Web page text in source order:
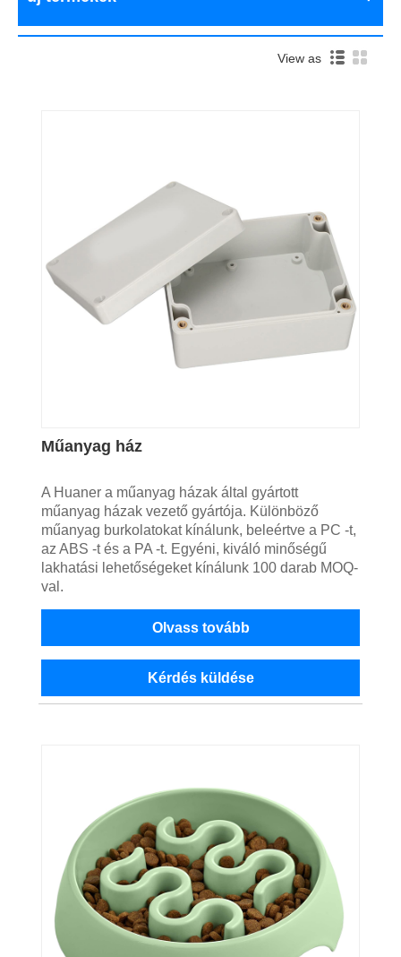
View as
Műanyag ház
A Huaner a műanyag házak által gyártott
műanyag házak vezető gyártója. Különböző
műanyag burkolatokat kínálunk, beleértve a PC -t,
az ABS -t és a PA -t. Egyéni, kiváló minőségű
lakhatási lehetőségeket kínálunk 100 darab MOQ-
val.
Olvass tovább
Kérdés küldése